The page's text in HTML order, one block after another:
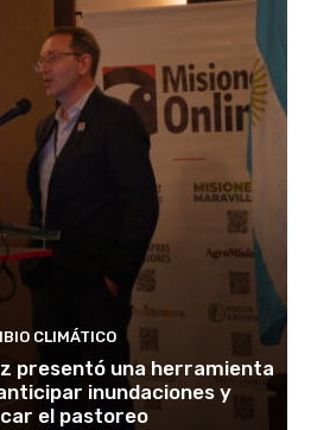
CLIMÁTICO
presentó una herramienta
inundaciones y
el pastoreo